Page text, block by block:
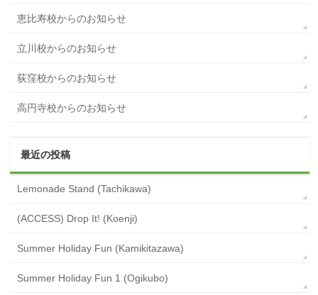
恵比寿校からのお知らせ
立川校からのお知らせ
荻窪校からのお知らせ
高円寺校からのお知らせ
最近の投稿
Lemonade Stand (Tachikawa)
(ACCESS) Drop It! (Koenji)
Summer Holiday Fun (Kamikitazawa)
Summer Holiday Fun 1 (Ogikubo)